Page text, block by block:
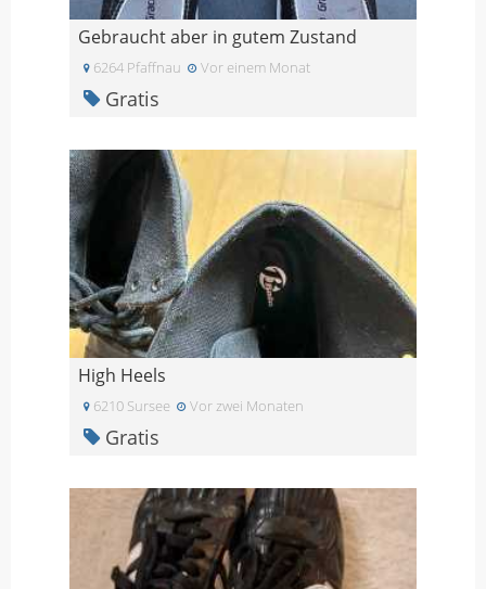
Gebraucht aber in gutem Zustand
6264 Pfaffnau Vor einem Monat
Gratis
High Heels
6210 Sursee Vor zwei Monaten
Gratis